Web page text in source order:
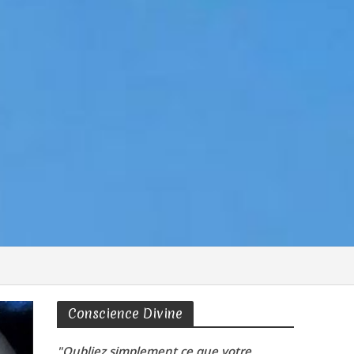
Conscience Divine
"Oubliez simplement ce que votre